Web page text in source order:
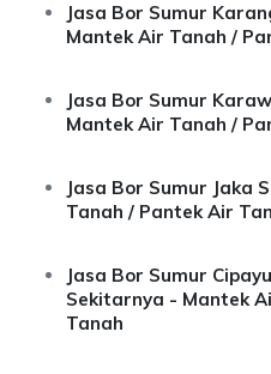
Jasa Bor Sumur
Mantek Air Tanah /
Jasa Bor Sumur
Mantek Air Tanah /
Jasa Bor Sumur Jaka
Tanah / Pantek Air
Jasa Bor Sumur
Sekitarnya - Mantek
Tanah